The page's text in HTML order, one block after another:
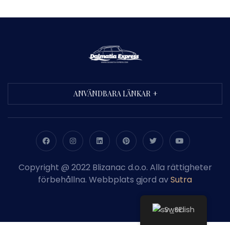
ANVÄNDBARA LÄNKAR
Copyright @ 2022 Blizanac d.o.o. Alla rättigheter
förbehållna. Webbplats gjord avSutra
Swedish